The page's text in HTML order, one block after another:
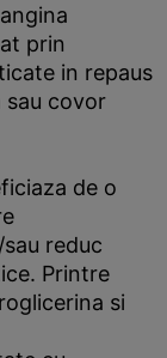
prin
in repaus
covor
de o
reduc
Printre
si